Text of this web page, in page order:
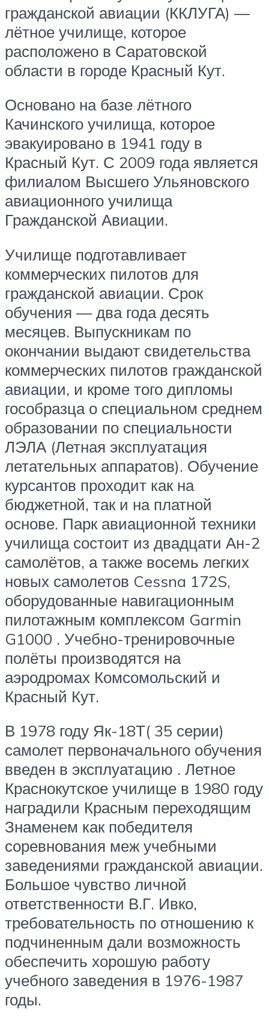
гражданской авиации (ККЛУГА) —
лётное училище, которое
расположено в Саратовской
области в городе Красный Кут.
Основано на базе лётного
Качинского училища, которое
эвакуировано в 1941 году в
Красный Кут. С 2009 года является
филиалом Высшего Ульяновского
авиационного училища
Гражданской Авиации.
Училище подготавливает
коммерческих пилотов для
гражданской авиации. Срок
обучения — два года десять
месяцев. Выпускникам по
окончании выдают свидетельства
коммерческих пилотов гражданской
авиации, и кроме того дипломы
гособразца о специальном среднем
образовании по специальности
ЛЭЛА (Летная эксплуатация
летательных аппаратов). Обучение
курсантов проходит как на
бюджетной, так и на платной
основе. Парк авиационной техники
училища состоит из двадцати Ан-2
самолётов, а также восемь легких
новых самолетов Cessna 172S,
оборудованные навигационным
пилотажным комплексом Garmin
G1000 . Учебно-тренировочные
полёты производятся на
аэродромах Комсомольский и
Красный Кут.
В 1978 году Як-18Т( 35 серии)
самолет первоначального обучения
введен в эксплуатацию . Летное
Краснокутское училище в 1980 году
наградили Красным переходящим
Знаменем как победителя
соревнования меж учебными
заведениями гражданской авиации.
Большое чувство личной
ответственности В.Г. Ивко,
требовательность по отношению к
подчиненным дали возможность
обеспечить хорошую работу
учебного заведения в 1976-1987
годы.